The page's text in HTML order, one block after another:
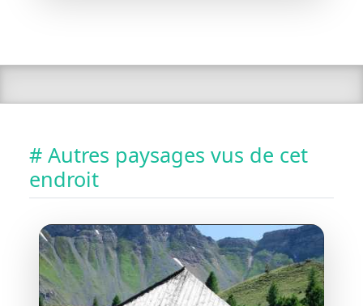
# Autres paysages vus de cet
endroit